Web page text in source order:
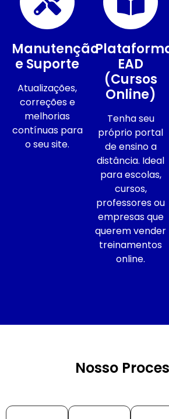
Manutenção
e Suporte
Atualizações,
correções e
melhorias
contínuas para
o seu site.
EAD
(Cursos
Online)
Tenha seu
próprio portal
de ensino a
distância. Ideal
para escolas,
cursos,
professores ou
empresas que
querem vender
treinamentos
online.
Nosso